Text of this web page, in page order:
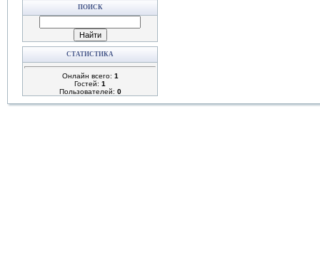
ПОИСК
СТАТИСТИКА
Онлайн всего: 1
Гостей: 1
Пользователей: 0